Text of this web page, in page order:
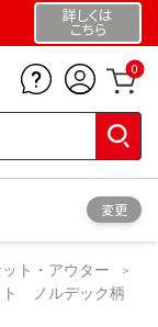
詳しくは
こちら
0
変更
ト・アウター
ト ノルデック柄